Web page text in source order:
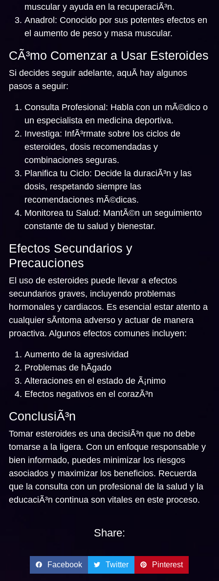
muscular y ayuda en la recuperaciÃ³n.
Anadrol: Conocido por sus potentes efectos en
el aumento de peso y masa muscular.
CÃ³mo Comenzar a Usar Esteroides
Si decides seguir adelante, aquÃ­ hay algunos
pasos a seguir:
Consulta Profesional: Habla con un mÃ©dico o
un especialista en medicina deportiva.
Investiga: InfÃ³rmate sobre los ciclos de
esteroides, dosis recomendadas y
combinaciones seguras.
Planifica tu Ciclo: Decide la duraciÃ³n y las
dosis, respetando siempre las
recomendaciones mÃ©dicas.
Monitorea tu Salud: MantÃ©n un seguimiento
constante de tu salud y bienestar.
Efectos Secundarios y
Precauciones
El uso de esteroides puede llevar a efectos
secundarios graves, incluyendo problemas
hormonales y cardiacos. Es esencial estar atento a
cualquier sÃ­ntoma adverso y actuar de manera
proactiva. Algunos efectos comunes incluyen:
Aumento de la agresividad
Problemas de hÃ­gado
Alteraciones en el estado de Ã¡nimo
Efectos negativos en el corazÃ³n
ConclusiÃ³n
Tomar esteroides es una decisiÃ³n que no debe
tomarse a la ligera. Con un enfoque responsable y
bien informado, puedes minimizar los riesgos
asociados y maximizar los beneficios. Recuerda
que la consulta con un profesional de la salud y la
educaciÃ³n continua son vitales en este proceso.
Share:
Facebook Twitter Pinterest